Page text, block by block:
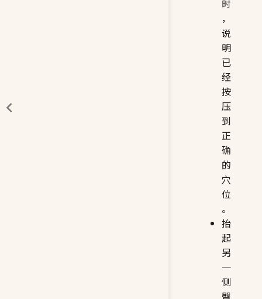
时
，
说
明
已
经
按
压
到
正
确
的
穴
位
。
抬
起
另
一
侧
臀